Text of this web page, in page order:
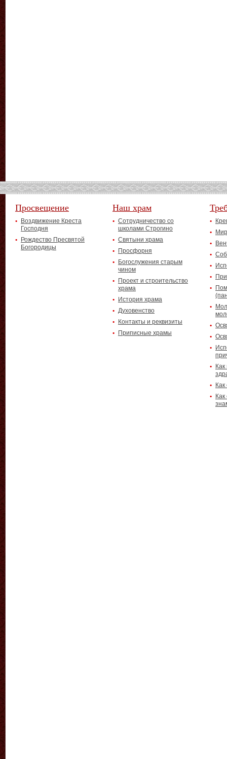
Просвещение
Воздвижение Креста
Господня
Рождество Пресвятой
Богородицы
Наш храм
Сотрудничество со
школами Строгино
Святыни храма
Просфорня
Богослужения старым
чином
Проект и строительство
храма
История храма
Духовенство
Контакты и реквизиты
Приписные храмы
Как